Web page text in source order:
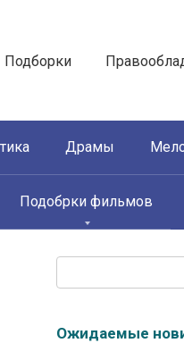
Подборки
Драмы
Подобрки фильмов
Ожидаемые